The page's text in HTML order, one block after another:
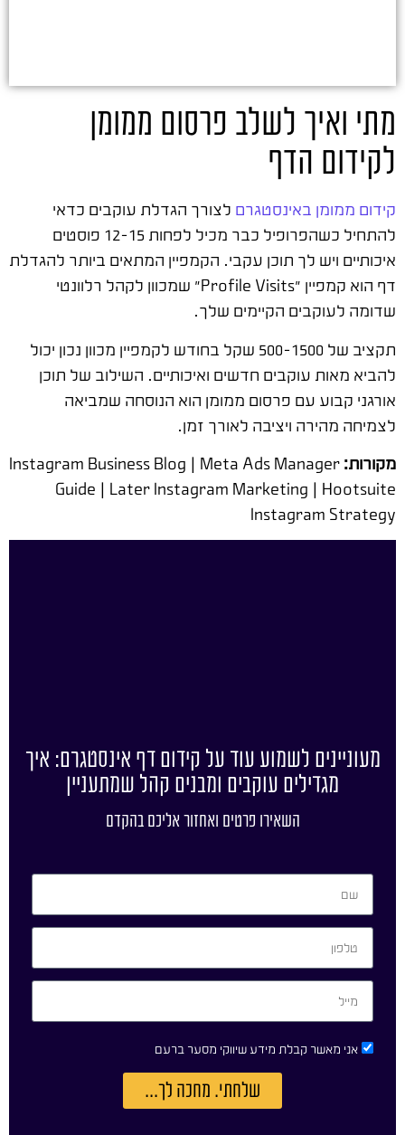
מתי ואיך לשלב פרסום ממומן
לקידום הדף
קידום ממומן באינסטגרם לצורך הגדלת עוקבים כדאי
להתחיל כשהפרופיל כבר מכיל לפחות 12-15 פוסטים
איכותיים ויש לך תוכן עקבי. הקמפיין המתאים ביותר להגדלת
דף הוא קמפיין "Profile Visits" שמכוון לקהל רלוונטי
שדומה לעוקבים הקיימים שלך.
תקציב של 500-1500 שקל בחודש לקמפיין מכוון נכון יכול
להביא מאות עוקבים חדשים ואיכותיים. השילוב של תוכן
אורגני קבוע עם פרסום ממומן הוא הנוסחה שמביאה
לצמיחה מהירה ויציבה לאורך זמן.
מקורות:Instagram Business Blog | Meta Ads Manager
Guide | Later Instagram Marketing | Hootsuite
Instagram Strategy
מעוניינים לשמוע עוד על קידום דף אינסטגרם: איך
מגדילים עוקבים ומבנים קהל שמתעניין
השאירו פרטים ואחזור אליכם בהקדם
אני מאשר קבלת מידע שיווקי מסער ברעם
שלחתי. מחכה לך...